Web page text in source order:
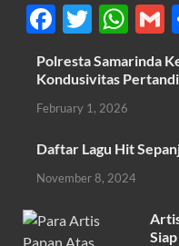
F
ac
e
b
o
o
k
T
w
itt
er
W
h
at
A
p
p
m
Polresta Samarinda
Kondusivitas
February 1, 2026
Daftar Lagu Hit
November 8, 2024